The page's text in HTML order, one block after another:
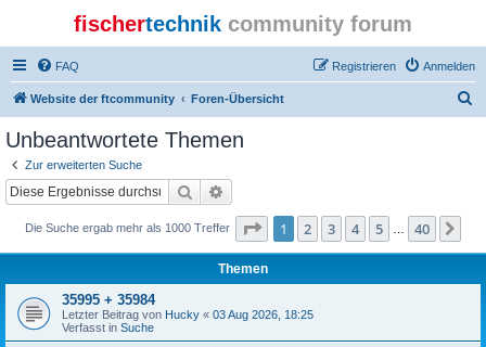
fischertechnik community forum
FAQ Anmelden
Registrieren
Website der ftcommunity Foren-Übersicht
Unbeantwortete Themen
Zur erweiterten Suche
Suche
Die Suche ergab mehr als 1000 Treffer Seite 1von 40
1 2 3 4 5 40
Themen
35995 + 35984
Letzter Beitrag von Hucky « 03 Aug 2026, 18:25
Verfasst in Suche